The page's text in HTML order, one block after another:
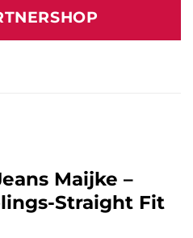
€
ist:
86,05 €.
Maijke –
Straight Fit